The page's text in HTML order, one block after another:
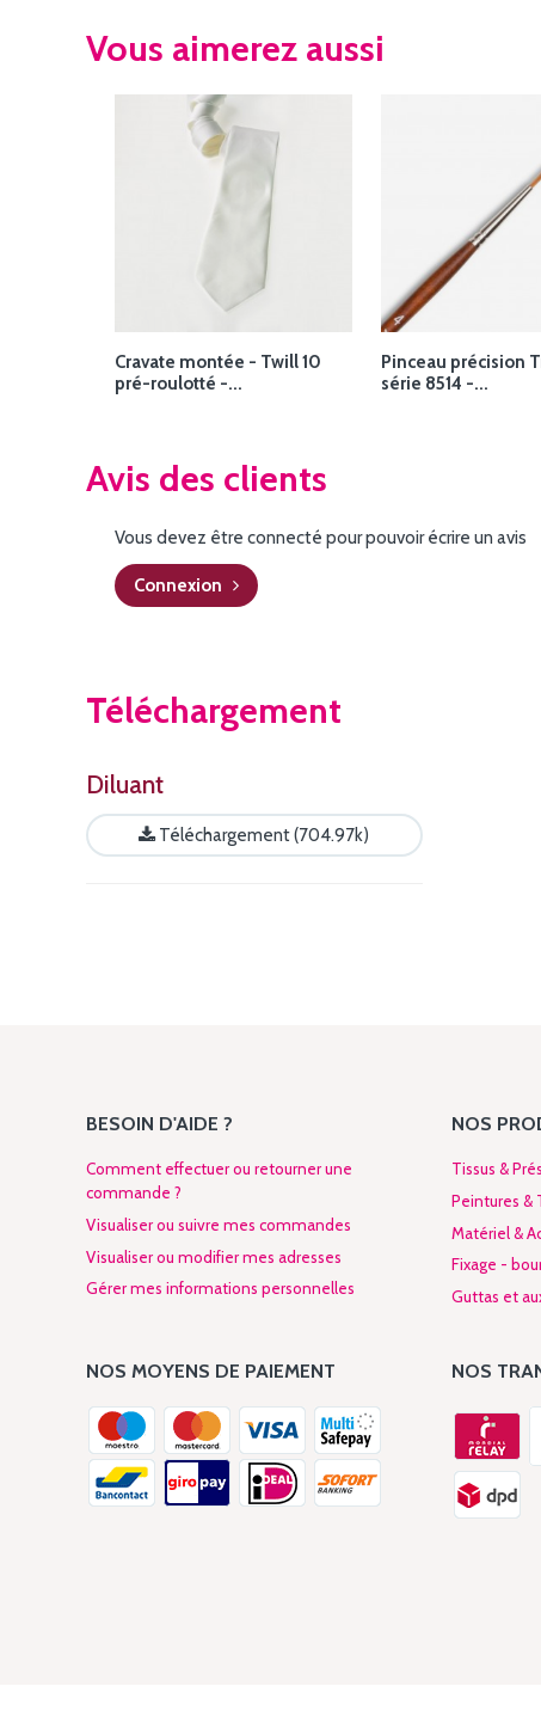
Vous aimerez aussi
Cravate montée - Twill 10
pré-roulotté -...
Pinceau précision
série 8514 -...
Avis des clients
Vous devez être connecté pour pouvoir écrire un avis
Connexion
Téléchargement
Diluant
Téléchargement (704.97k)
BESOIN D'AIDE ?
Comment effectuer ou retourner une
commande ?
Visualiser ou suivre mes commandes
Visualiser ou modifier mes adresses
Gérer mes informations personnelles
NOS
Tissus &
Peintures &
Matériel &
Fixage -
Guttas et
NOS MOYENS DE PAIEMENT NOS